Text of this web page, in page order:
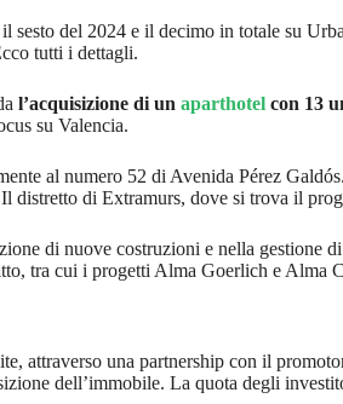
del 2024 e il decimo in totale su
tutti i dettagli.
l’acquisizione di un aparthotel con 13
su Valencia.
al numero 52 di Avenida Pérez
di Extramurs, dove si trova il
di nuove costruzioni e nella
tra cui i progetti Alma Goerlich e Alma
attraverso una partnership con il
dell’immobile. La quota degli